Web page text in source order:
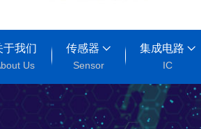
于我们
Us
传感器
Sensor
集成电路
IC